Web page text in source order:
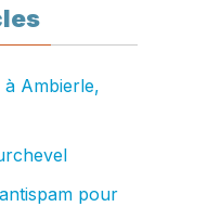
Ambierle,
pour